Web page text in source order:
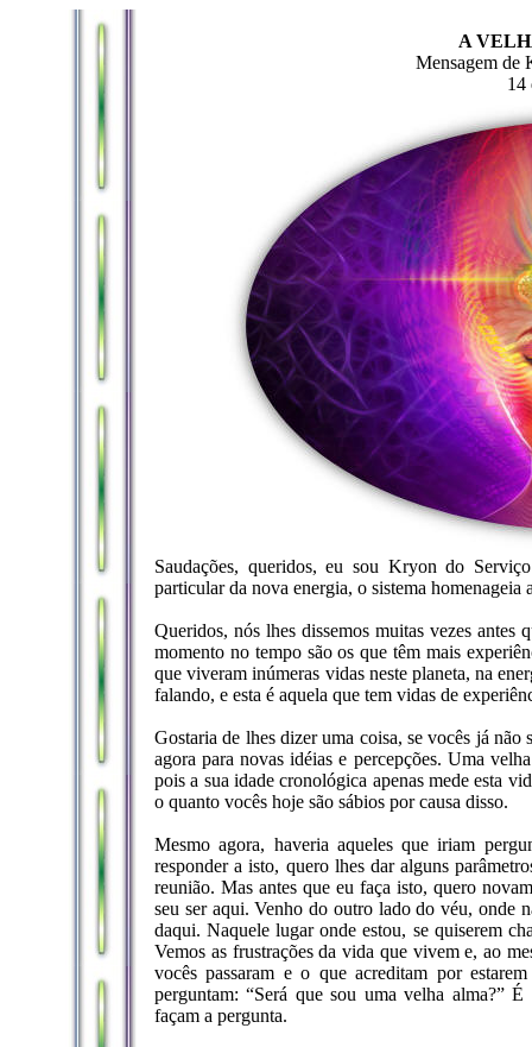
A
Mensagem de
14
Saudações, queridos, eu sou Kryon do
particular da nova energia, o sistema
Queridos, nós lhes dissemos muitas vezes antes
momento no tempo são os que têm mais
que viveram inúmeras vidas neste planeta, na
falando, e esta é aquela que tem vidas de
Gostaria de lhes dizer uma coisa, se vocês já não
agora para novas idéias e percepções. Uma
pois a sua idade cronológica apenas mede esta
o quanto vocês hoje são sábios por causa disso.
Mesmo agora, haveria aqueles que iriam
responder a isto, quero lhes dar alguns
reunião. Mas antes que eu faça isto, quero
seu ser aqui. Venho do outro lado do véu, onde
daqui. Naquele lugar onde estou, se quiserem
Vemos as frustrações da vida que vivem e, ao
vocês passaram e o que acreditam por
perguntam: “Será que sou uma velha alma?”
façam a pergunta.